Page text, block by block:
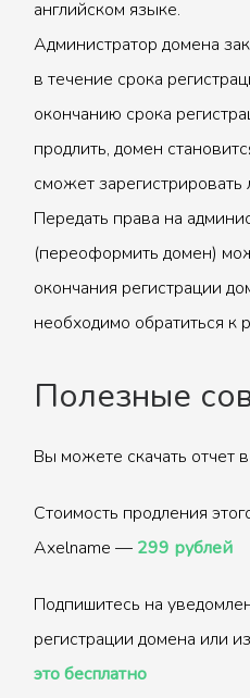
английском языке.
Администратор домена
в течение срока
окончанию срока
продлить, домен
сможет
Передать права на
(переоформить домен)
окончания регистрации
необходимо обратиться к
Полезные
Вы можете скачать отчет в
Стоимость продления
Axelname — 299 рублей
Подпишитесь на
регистрации домена или
это бесплатно